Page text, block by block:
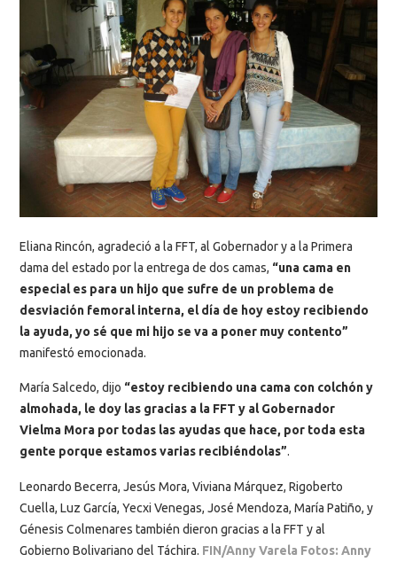
Eliana Rincón, agradeció a la FFT, al Gobernador y a la Primera
dama del estado por la entrega de dos camas, “una cama en
especial es para un hijo que sufre de un problema de
desviación femoral interna, el día de hoy estoy recibiendo
la ayuda, yo sé que mi hijo se va a poner muy contento”
manifestó emocionada.
María Salcedo, dijo “estoy recibiendo una cama con colchón y
almohada, le doy las gracias a la FFT y al Gobernador
Vielma Mora por todas las ayudas que hace, por toda esta
gente porque estamos varias recibiéndolas”.
Leonardo Becerra, Jesús Mora, Viviana Márquez, Rigoberto
Cuella, Luz García, Yecxi Venegas, José Mendoza, María Patiño, y
Génesis Colmenares también dieron gracias a la FFT y al
Gobierno Bolivariano del Táchira. FIN/Anny Varela Fotos: Anny